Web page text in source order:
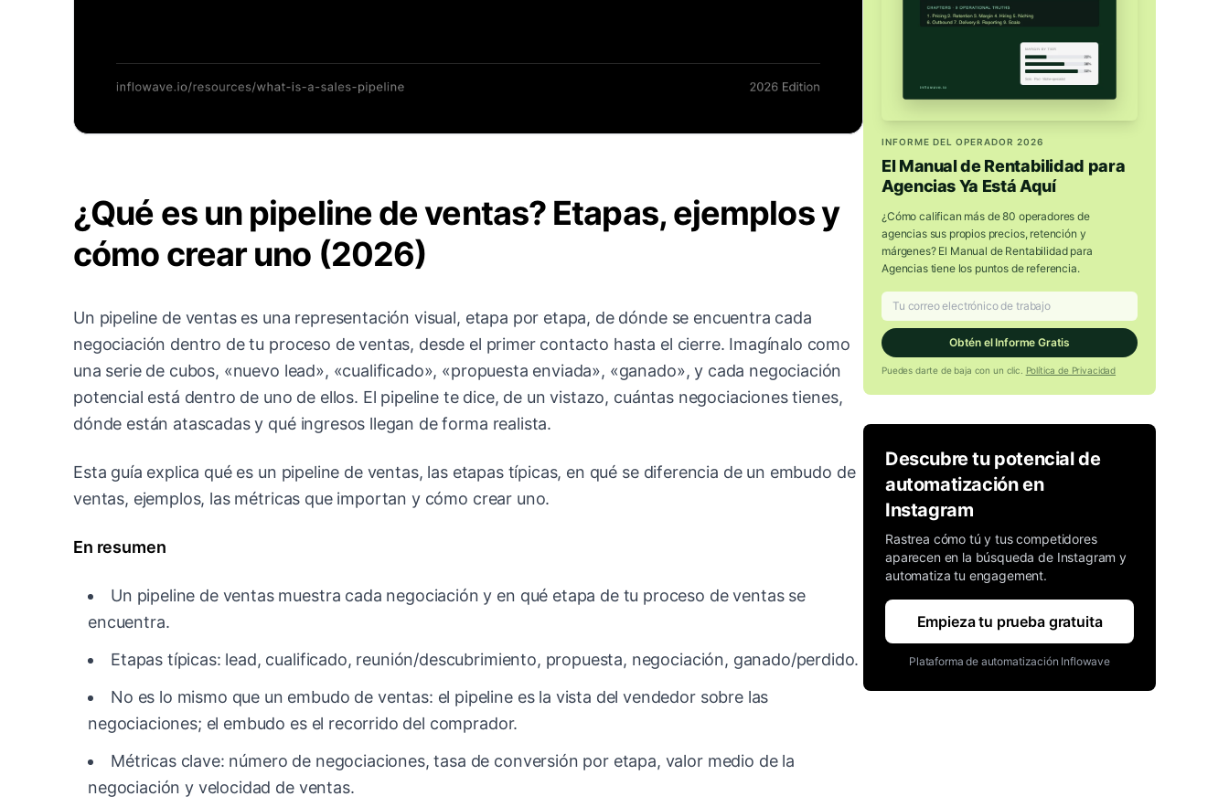
¿Qué es un pipeline de ventas? Etapas, ejemplos y
cómo crear uno (2026)
Un pipeline de ventas es una representación visual, etapa por etapa, de dónde se encuentra cada
negociación dentro de tu proceso de ventas, desde el primer contacto hasta el cierre. Imagínalo como
una serie de cubos, «nuevo lead», «cualificado», «propuesta enviada», «ganado», y cada negociación
potencial está dentro de uno de ellos. El pipeline te dice, de un vistazo, cuántas negociaciones tienes,
dónde están atascadas y qué ingresos llegan de forma realista.
Esta guía explica qué es un pipeline de ventas, las etapas típicas, en qué se diferencia de un embudo de
ventas, ejemplos, las métricas que importan y cómo crear uno.
En resumen
Un pipeline de ventas muestra cada negociación y en qué etapa de tu proceso de ventas se
encuentra.
Etapas típicas: lead, cualificado, reunión/descubrimiento, propuesta, negociación, ganado/perdido.
No es lo mismo que un embudo de ventas: el pipeline es la vista del vendedor sobre las
negociaciones; el embudo es el recorrido del comprador.
Métricas clave: número de negociaciones, tasa de conversión por etapa, valor medio de la
negociación y velocidad de ventas.
INFORME DEL OPERADOR 2026
El Manual de Rentabilidad para
Agencias Ya Está Aquí
¿Cómo califican más de 80 operadores de
agencias sus propios precios, retención y
márgenes? El Manual de Rentabilidad para
Agencias tiene los puntos de referencia.
Obtén el Informe Gratis
Puedes darte de baja con un clic. Política de Privacidad
Descubre tu potencial de
automatización en
Instagram
Rastrea cómo tú y tus competidores
aparecen en la búsqueda de Instagram y
automatiza tu engagement.
Empieza tu prueba gratuita
Plataforma de automatización Inflowave